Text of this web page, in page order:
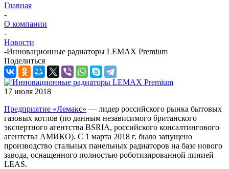
Главная
-
О компании
-
Новости
-Инновационные радиаторы LEMAX Premium
Поделиться
17 июля 2018
Предприятие «Лемакс» — лидер российского рынка бытовых
газовых котлов (по данным независимого британского
экспертного агентства BSRIA, российского консалтингового
агентства АМИКО). С 1 марта 2018 г. было запущено
производство стальных панельных радиаторов на базе нового
завода, оснащенного полностью роботизированной линией
LEAS.